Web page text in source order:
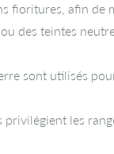
fioritures, afin de
des teintes
sont utilisés
privilégient les